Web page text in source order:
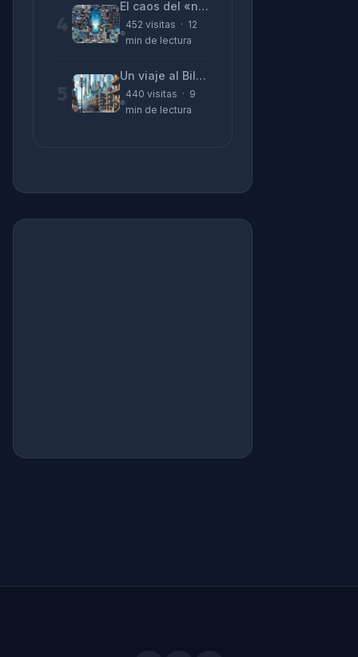
El caos del «no funciona nada» y la realidad tras la pantalla
452 visitas · 12
min de lectura
Un viaje al Bilbao de 2026 con sabor a 1895
440 visitas · 9
min de lectura